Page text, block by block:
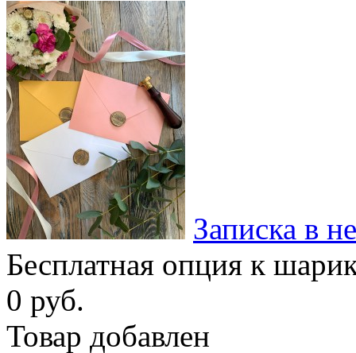
Записка в
Бесплатная опция к
0 руб.
Товар добавлен